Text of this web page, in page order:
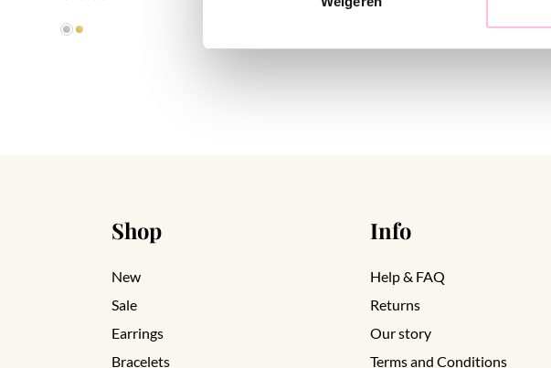
Shop
New
Sale
Earrings
Bracelets
Info
Help & FAQ
Returns
Our story
Terms and Conditions